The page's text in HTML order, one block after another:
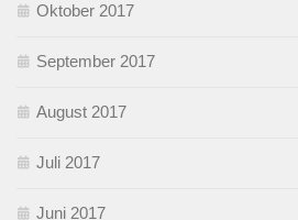
Oktober 2017
September 2017
August 2017
Juli 2017
Juni 2017